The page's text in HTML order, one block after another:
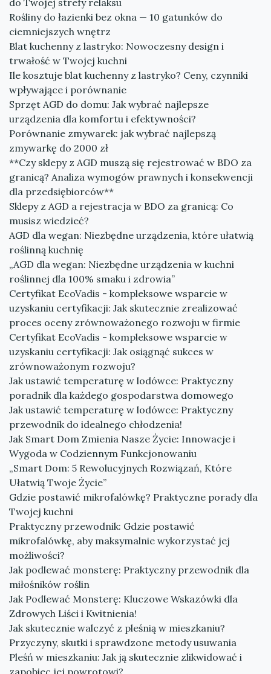
do Twojej strefy relaksu
Rośliny do łazienki bez okna — 10 gatunków do
ciemniejszych wnętrz
Blat kuchenny z lastryko: Nowoczesny design i
trwałość w Twojej kuchni
Ile kosztuje blat kuchenny z lastryko? Ceny, czynniki
wpływające i porównanie
Sprzęt AGD do domu: Jak wybrać najlepsze
urządzenia dla komfortu i efektywności?
Porównanie zmywarek: jak wybrać najlepszą
zmywarkę do 2000 zł
**Czy sklepy z AGD muszą się rejestrować w BDO za
granicą? Analiza wymogów prawnych i konsekwencji
dla przedsiębiorców**
Sklepy z AGD a rejestracja w BDO za granicą: Co
musisz wiedzieć?
AGD dla wegan: Niezbędne urządzenia, które ułatwią
roślinną kuchnię
„AGD dla wegan: Niezbędne urządzenia w kuchni
roślinnej dla 100% smaku i zdrowia”
Certyfikat EcoVadis - kompleksowe wsparcie w
uzyskaniu certyfikacji: Jak skutecznie zrealizować
proces oceny zrównoważonego rozwoju w firmie
Certyfikat EcoVadis - kompleksowe wsparcie w
uzyskaniu certyfikacji: Jak osiągnąć sukces w
zrównoważonym rozwoju?
Jak ustawić temperaturę w lodówce: Praktyczny
poradnik dla każdego gospodarstwa domowego
Jak ustawić temperaturę w lodówce: Praktyczny
przewodnik do idealnego chłodzenia!
Jak Smart Dom Zmienia Nasze Życie: Innowacje i
Wygoda w Codziennym Funkcjonowaniu
„Smart Dom: 5 Rewolucyjnych Rozwiązań, Które
Ułatwią Twoje Życie”
Gdzie postawić mikrofalówkę? Praktyczne porady dla
Twojej kuchni
Praktyczny przewodnik: Gdzie postawić
mikrofalówkę, aby maksymalnie wykorzystać jej
możliwości?
Jak podlewać monsterę: Praktyczny przewodnik dla
miłośników roślin
Jak Podlewać Monsterę: Kluczowe Wskazówki dla
Zdrowych Liści i Kwitnienia!
Jak skutecznie walczyć z pleśnią w mieszkaniu?
Przyczyny, skutki i sprawdzone metody usuwania
Pleśń w mieszkaniu: Jak ją skutecznie zlikwidować i
zapobiec jej powrotowi?